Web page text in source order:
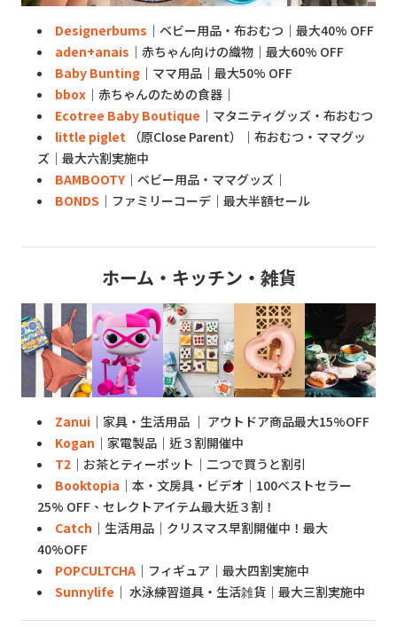
Designerbums ｜ベビー用品・布おむつ｜最大40% OFF
aden+anais ｜赤ちゃん向けの織物｜最大60% OFF
Baby Bunting ｜ママ用品｜最大50% OFF
bbox ｜赤ちゃんのための食器｜
Ecotree Baby Boutique ｜マタニティグッズ・布おむつ
little piglet （原Close Parent）｜布おむつ・ママグッ
ズ｜最大六割実施中
BAMBOOTY ｜ベビー用品・ママグッズ｜
BONDS ｜ファミリーコーデ｜最大半額セール
ホーム・キッチン・雑貨
Zanui ｜家具・生活用品 ｜ アウトドア商品最大15%OFF
Kogan ｜家電製品｜近３割開催中
T2 ｜お茶とティーポット｜二つで買うと割引
Booktopia ｜本・文房具・ビデオ｜100ベストセラー
25% OFF、セレクトアイテム最大近３割！
Catch ｜生活用品｜クリスマス早割開催中！最大
40%OFF
POPCULTCHA ｜フィギュア｜最大四割実施中
Sunnylife ｜ 水泳練習道具・生活雑貨｜最大三割実施中